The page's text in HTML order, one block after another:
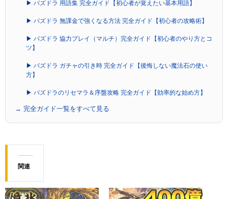
▶ パズドラ 用語集 完全ガイド【初心者が覚えたい基本用語】
▶ パズドラ 無課金で強くなる方法 完全ガイド【初心者の攻略術】
▶ パズドラ 協力プレイ（マルチ）完全ガイド【初心者のやり方とコ
ツ】
▶ パズドラ ガチャの引き時 完全ガイド【後悔しない魔法石の使い
方】
▶ パズドラのリセマラ＆序盤攻略 完全ガイド【効率的な始め方】
→ 完全ガイド一覧をすべて見る
関連